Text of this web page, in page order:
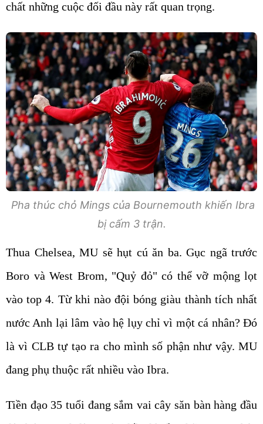
chất những cuộc đối đầu này rất quan trọng.
Pha thúc chỏ Mings của Bournemouth khiến Ibra
bị cấm 3 trận.
Thua Chelsea, MU sẽ hụt cú ăn ba. Gục ngã trước
Boro và West Brom, "Quỷ đỏ" có thể vỡ mộng lọt
vào top 4. Từ khi nào đội bóng giàu thành tích nhất
nước Anh lại lâm vào hệ lụy chỉ vì một cá nhân? Đó
là vì CLB tự tạo ra cho mình số phận như vậy. MU
đang phụ thuộc rất nhiều vào Ibra.
Tiền đạo 35 tuổi đang sắm vai cây săn bàn hàng đầu